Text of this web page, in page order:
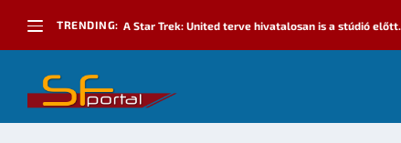
TRENDING: A Star Trek: United terve hivatalosan is a stúdió előtt...